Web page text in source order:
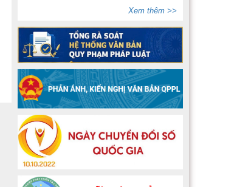
Xem thêm >>